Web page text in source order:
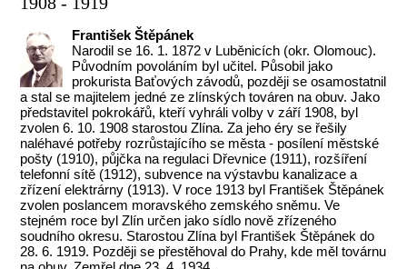
František Štěpánek
Narodil se 16. 1. 1872 v Luběnicích (okr. Olomouc).
Původním povoláním byl učitel. Působil jako
prokurista Baťových závodů, později se osamostatnil
a stal se majitelem jedné ze zlínských továren na obuv. Jako
představitel pokrokářů, kteří vyhráli volby v září 1908, byl
zvolen 6. 10. 1908 starostou Zlína. Za jeho éry se řešily
naléhavé potřeby rozrůstajícího se města - posílení městské
pošty (1910), půjčka na regulaci Dřevnice (1911), rozšíření
telefonní sítě (1912), subvence na výstavbu kanalizace a
zřízení elektrárny (1913). V roce 1913 byl František Štěpánek
zvolen poslancem moravského zemského sněmu. Ve
stejném roce byl Zlín určen jako sídlo nově zřízeného
soudního okresu. Starostou Zlína byl František Štěpánek do
28. 6. 1919. Později se přestěhoval do Prahy, kde měl továrnu